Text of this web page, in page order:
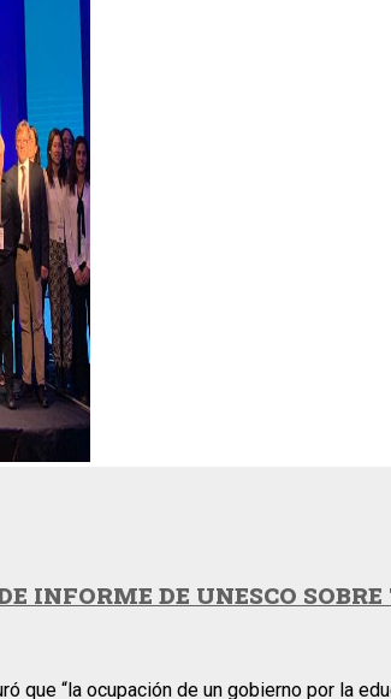
INFORME DE UNESCO
que “la ocupación de un gobierno por la